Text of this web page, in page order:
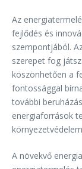
Az
fejlődés és
szempontjából.
szerepet fog
köszönhetően a
fontossággal
további
energiaforrások
A növekvő